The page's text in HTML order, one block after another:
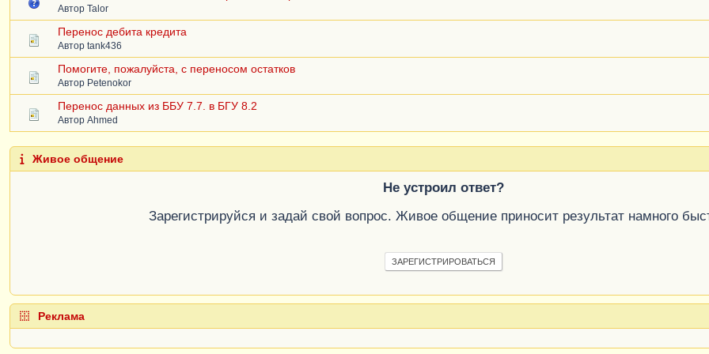
Автор Talor
Перенос дебита кредита
Автор tank436
Помогите, пожалуйста, с переносом остатков
Автор Petenokor
Перенос данных из ББУ 7.7. в БГУ 8.2
Автор Ahmed
Живое общение
Не устроил ответ?
Зарегистрируйся и задай свой вопрос. Живое общение приносит результат намного
ЗАРЕГИСТРИРОВАТЬСЯ
Реклама